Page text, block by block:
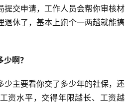
提交申请，工作人员会帮你审核材
退休了，基本上跑个一两趟就能搞
啊？
少主要看你交了多少年的社保，还
资水平，交得年限越长、工资越